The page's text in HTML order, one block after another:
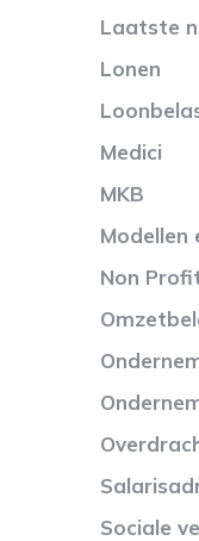
Laatste
Lonen
Medici
MKB
Modellen
Non
Sociale